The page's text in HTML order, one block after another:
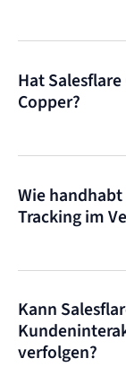
Hat
Copper?
Wie handhabt
Tracking im
Kann
verfolgen?